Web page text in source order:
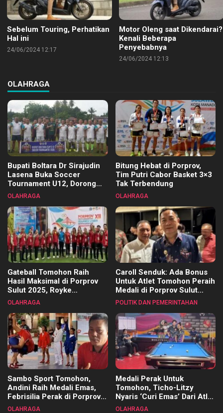
Sebelum Touring, Perhatikan
Hal ini
24/06/2024 12:17
Motor Oleng saat Dikendarai?
Kenali Beberapa
Penyebabnya
24/06/2024 12:13
OLAHRAGA
Bupati Boltara Dr Sirajudin
Lasena Buka Soccer
Tournament U12, Dorong
Pembinaan Merata di Setiap
OLAHRAGA
Bitung Hebat di Porprov,
Tim Putri Cabor Basket 3×3
Tak Terbendung
OLAHRAGA
Gateball Tomohon Raih
Hasil Maksimal di Porprov
Sulut 2025, Royke
Tangkawarouw Ucapkan
OLAHRAGA
Caroll Senduk: Ada Bonus
Untuk Atlet Tomohon Peraih
Medali di Porprov Sulut
2025
POLITIK DAN PEMERINTAHAN
Sambo Sport Tomohon,
Andini Raih Medali Emas,
Febrisilia Perak di Porprov
Sulut 2025
OLAHRAGA
Medali Perak Untuk
Tomohon, Ticho-Litzy
Nyaris ‘Curi Emas’ Dari Atlet
Biliar PON di Porprov Sulut
OLAHRAGA